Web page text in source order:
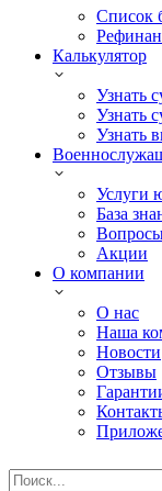
Список
Калькулятор
Узнать
Узнать
Узнать
Услуги
База
Акции
О компании
О нас
Наша
Новости
Отзывы